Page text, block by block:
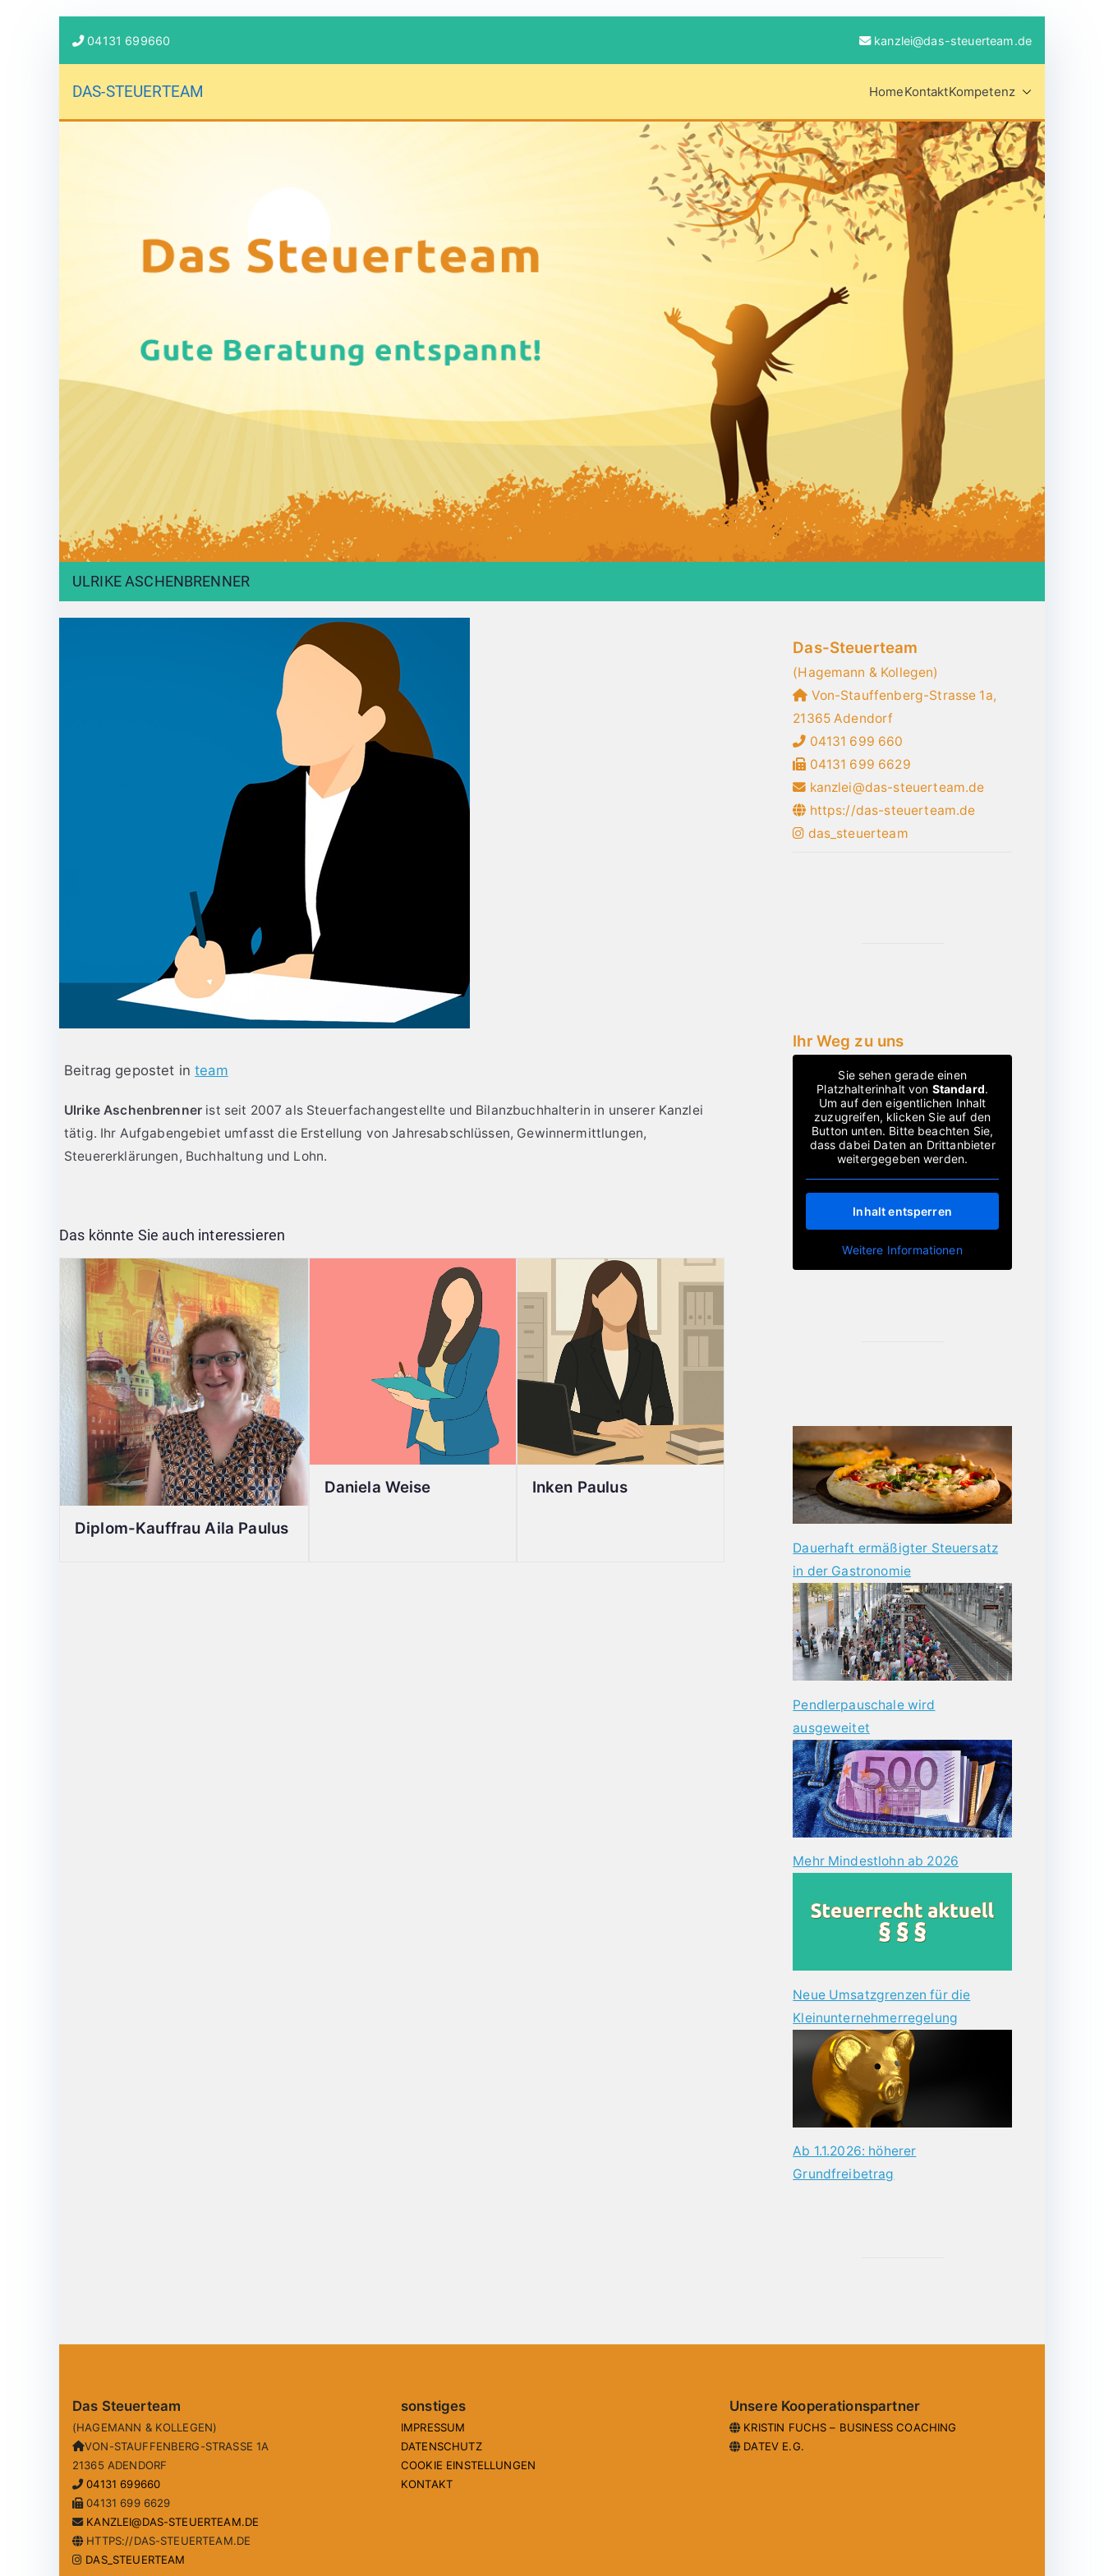
04131 699660 kanzlei@das-steuerteam.de
DAS-STEUERTEAM HomeKontaktKompetenz
ULRIKE ASCHENBRENNER
Beitrag gepostet inteam
Ulrike Aschenbrenner ist seit 2007 als Steuerfachangestellte und Bilanzbuchhalterin in unserer Kanzlei
tätig. Ihr Aufgabengebiet umfasst die Erstellung von Jahresabschlüssen, Gewinnermittlungen,
Steuererklärungen, Buchhaltung und Lohn.
Das könnte Sie auch interessieren
Diplom-Kauffrau Aila Paulus
Daniela Weise Inken Paulus
Das-Steuerteam
(Hagemann & Kollegen)
Von-Stauffenberg-Strasse 1a,
21365 Adendorf
04131 699 660
04131 699 6629
kanzlei@das-steuerteam.de
https://das-steuerteam.de
das_steuerteam
Ihr Weg zu uns
Sie sehen gerade einen
Platzhalterinhalt von Standard.
Um auf den eigentlichen Inhalt
zuzugreifen, klicken Sie auf den
Button unten. Bitte beachten Sie,
dass dabei Daten an Drittanbieter
weitergegeben werden.
Inhalt entsperren
Weitere Informationen
Dauerhaft ermäßigter Steuersatz
in der Gastronomie
Pendlerpauschale wird
ausgeweitet
Mehr Mindestlohn ab 2026
Neue Umsatzgrenzen für die
Kleinunternehmerregelung
Ab 1.1.2026: höherer
Grundfreibetrag
Das Steuerteam
(HAGEMANN & KOLLEGEN)
VON-STAUFFENBERG-STRASSE 1A
21365 ADENDORF
04131 699660
04131 699 6629
KANZLEI@DAS-STEUERTEAM.DE
HTTPS://DAS-STEUERTEAM.DE
DAS_STEUERTEAM
sonstiges
IMPRESSUM
DATENSCHUTZ
COOKIE EINSTELLUNGEN
KONTAKT
Unsere Kooperationspartner
KRISTIN FUCHS – BUSINESS COACHING
DATEV E.G.